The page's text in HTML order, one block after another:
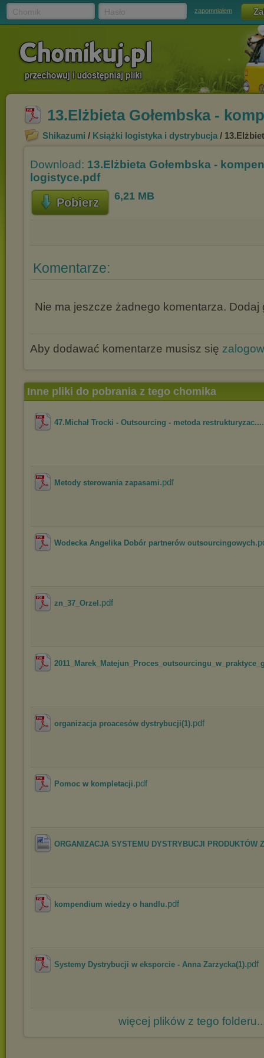
zapomniałem
13.Elżbieta Gołembska -
Shikazumi / Książki logistyka i dystrybucja /
Download: 13.Elżbieta Gołembska -
logistyce.pdf
Pobierz 6,21 MB
Komentarze:
Nie ma jeszcze żadnego komentarza. Dodaj
Aby dodawać komentarze musisz się
Inne pliki do pobrania z tego chomika
47.Michał Trocki - Outsourcing - metoda restrukturyzac...
Metody sterowania zapasami.pdf
Wodecka Angelika Dobór partnerów outsourcingowych
zn_37_Orzel .pdf
organizacja proacesów dystrybucji(1).pdf
Pomoc w kompletacji.pdf
ORGANIZACJA SYSTEMU DYSTRYBUCJI PRODUKTÓW
kompendium wiedzy o handlu.pdf
Systemy Dystrybucji w eksporcie - Anna Zarzycka(1).pdf
więcej plików z tego